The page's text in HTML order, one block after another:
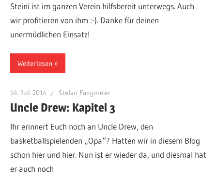
Steini ist im ganzen Verein hilfsbereit unterwegs. Auch
wir profitieren von ihm :-). Danke für deinen
unermüdlichen Einsatz!
Weiterlesen
14. Juli 2014 Stefan Fangmeier
Uncle Drew: Kapitel 3
Ihr erinnert Euch noch an Uncle Drew, den
basketballspielenden „Opa“? Hatten wir in diesem Blog
schon hier und hier. Nun ist er wieder da, und diesmal hat
er auch noch